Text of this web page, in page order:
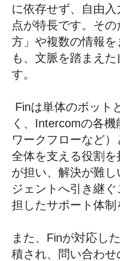
に依存せず、自由
点が特長です。そ
方」や複数の情報
も、文脈を踏まえ
す。
Finは単体のボット
く、Intercomの各機
ワークフローなど
全体を支える役割
が担い、解決が難
ジェントへ引き継
担したサポート体制
また、Finが対応し
積され、問い合わ